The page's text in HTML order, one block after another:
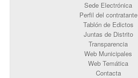
Sede Electrónica
Perfil del contratante
Tablón de Edictos
Juntas de Distrito
Transparencia
Web Municipales
Web Temática
Contacta